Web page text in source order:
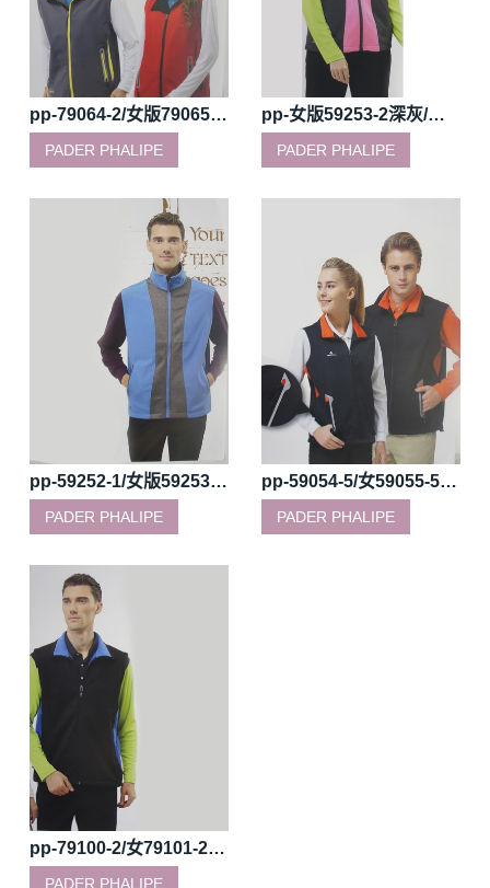
pp-79064-2/女版79065-2深灰/黃/79064-3/女版79065-3紅/黑軟殼彈力布背心
PADER PHALIPE
pp-女版59253-2深灰/桃紅四面彈背心
PADER PHALIPE
pp-59252-1/女版59253-1彩藍/深灰四面彈背心
PADER PHALIPE
pp-59054-5/女59055-5黑/橘三層貼四面彈背心
PADER PHALIPE
pp-79100-2/女79101-2黑色/寶藍三層貼四面彈背心
PADER PHALIPE